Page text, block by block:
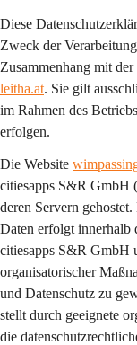
Diese
Zweck der
Zusammenhang mit
leitha.at. Sie gilt
im Rahmen des
erfolgen.
Die Website
citiesapps S&R GmbH (
deren Servern
Daten erfolgt innerhalb
citiesapps S&R GmbH
organisatorischer
und Datenschutz zu
stellt durch geeignete
die